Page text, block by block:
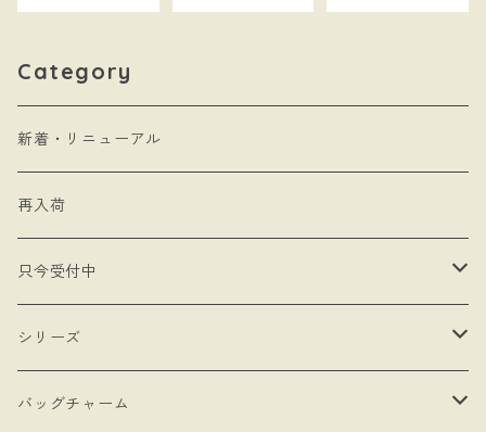
Category
新着・リニューアル
再入荷
只今受付中
・受注制作
・抽選販売
シリーズ
- 馬
バッグチャーム